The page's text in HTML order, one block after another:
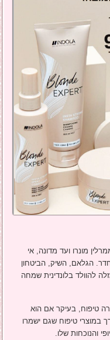
מונרו ועד מדונה, אי
הגלאם, השיק, הביטחון
להוולד בלונדינית שמחה
טיפוח, בעיקר אם הוא
במוצרי טיפוח שגם ישמרו
והנוכחות שלו.